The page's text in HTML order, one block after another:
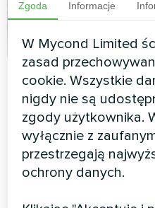
Silent:
rozwiązanie
Zgoda Informacje
W Mycond Limited
zasad
cookie. Wszystkie
nigdy nie są
zgody użytkownika.
wyłącznie z
przestrzegają
ochrony danych.